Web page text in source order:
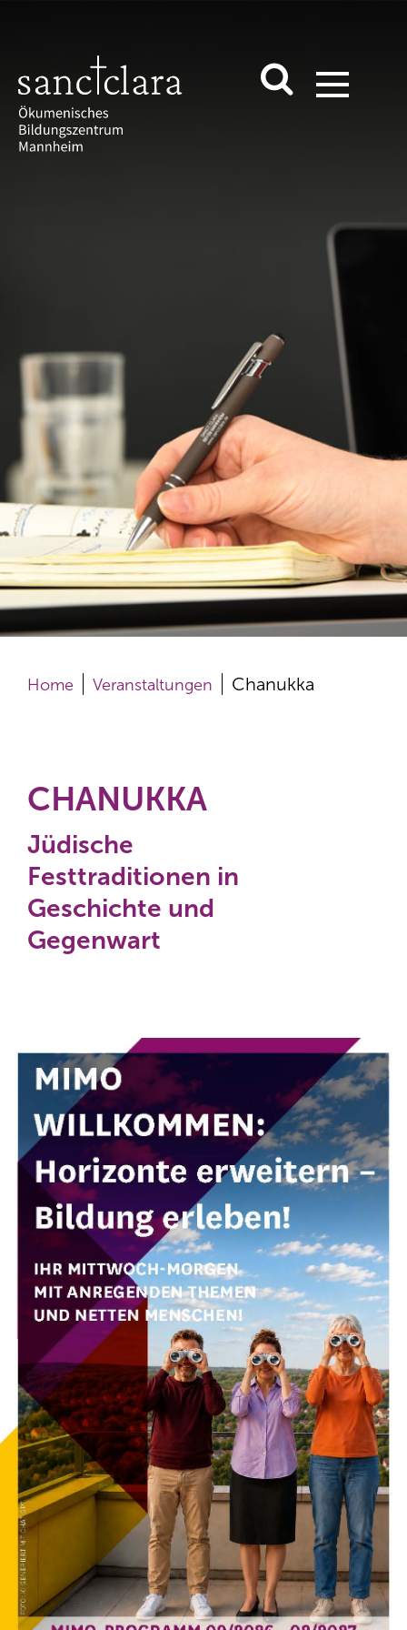
Home Veranstaltungen Chanukka
CHANUKKA
Jüdische
Festtraditionen in
Geschichte und
Gegenwart